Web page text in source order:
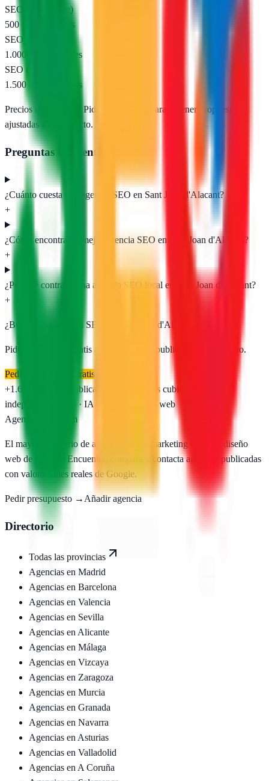
SEO local (pyme)
500 – 1.000 €/mes
SEO nacional
1.000 – 2.500 €/mes
SEO e-commerce
1.500 – 5.000 €/mes
Precios orientativos. Pide presupuesto para obtener propuestas
ajustadas a tu proyecto.
Preguntas frecuentes
¿Cuánto cuesta una agencia SEO en Sant Joan d'Alacant?
+
¿Cómo encontrar la mejor agencia SEO en Sant Joan d'Alacant?
+
¿Por qué contratar una agencia SEO local en Sant Joan d'Alacant?
+
¿Buscas una agencia SEO en Sant Joan d'Alacant
Pide presupuesto gratis a las agencias publicadas. Sin registro.
Pedir presupuesto gratis
+1.650
agencias publicadas provincias cubiertas
independiente
SEO · IA · GEO · Diseño web
AgenciasSEO
.com
El mayor directorio de agencias SEO, marketing digital y diseño
web de España. Encuentra, compara y contacta agencias publicadas
con valoraciones reales de Google.
Pedir presupuesto → Añadir agencia
Directorio
Todas las provincias
Agencias en Madrid
Agencias en Barcelona
Agencias en Valencia
Agencias en Sevilla
Agencias en Alicante
Agencias en Málaga
Agencias en Vizcaya
Agencias en Zaragoza
Agencias en Murcia
Agencias en Granada
Agencias en Navarra
Agencias en Asturias
Agencias en Valladolid
Agencias en A Coruña